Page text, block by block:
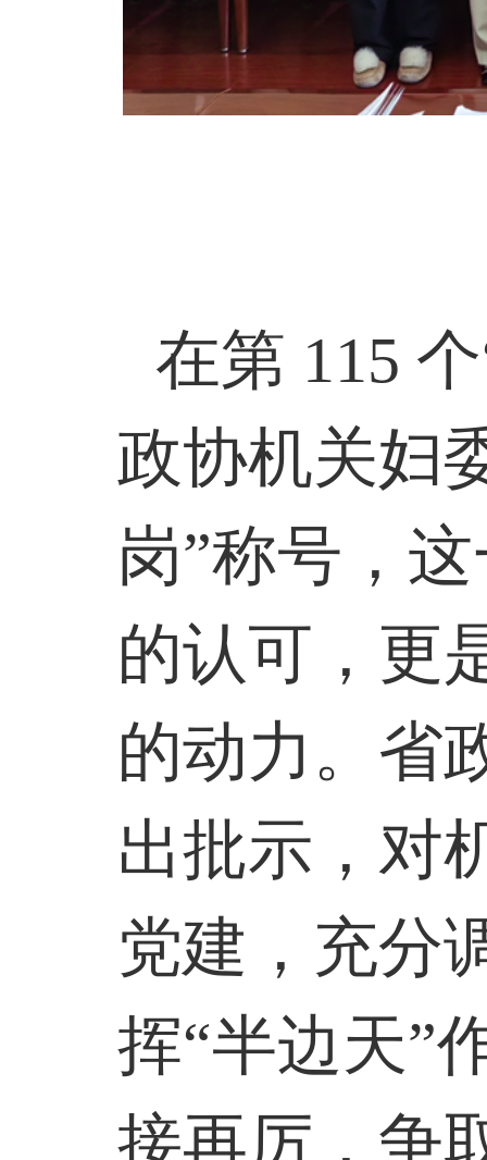
在第 115
政协机关妇
岗”称号，
的认可，更
的动力。省
出批示，对
党建，充分
挥“半边天”
接再厉，争